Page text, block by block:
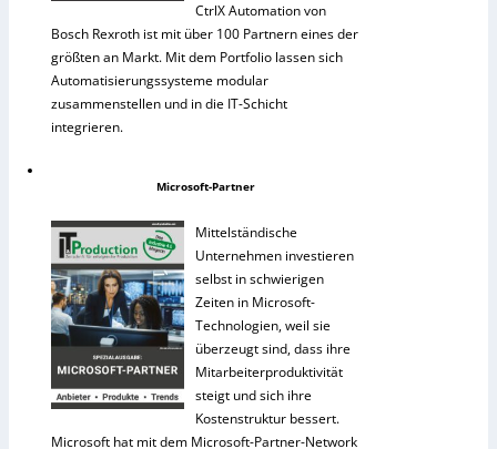
CtrlX Automation von
Bosch Rexroth ist mit über 100 Partnern eines der
größten an Markt. Mit dem Portfolio lassen sich
Automatisierungssysteme modular
zusammenstellen und in die IT-Schicht
integrieren.
Microsoft-Partner
Mittelständische
Unternehmen investieren
selbst in schwierigen
Zeiten in Microsoft-
Technologien, weil sie
überzeugt sind, dass ihre
Mitarbeiterproduktivität
steigt und sich ihre
Kostenstruktur bessert.
Microsoft hat mit dem Microsoft-Partner-Network